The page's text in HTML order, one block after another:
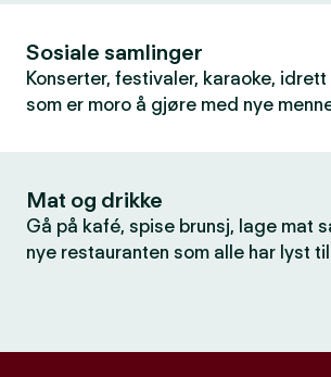
Sosiale samlinger
Konserter, festivaler, karaoke,
som er moro å gjøre med nye
Mat og drikke
Gå på kafé, spise brunsj, lage mat
nye restauranten som alle har lyst